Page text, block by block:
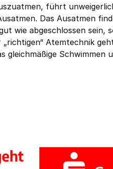
führt
Das Ausatmen
wie abgeschlossen sein,
Atemtechnik
Schwimmen